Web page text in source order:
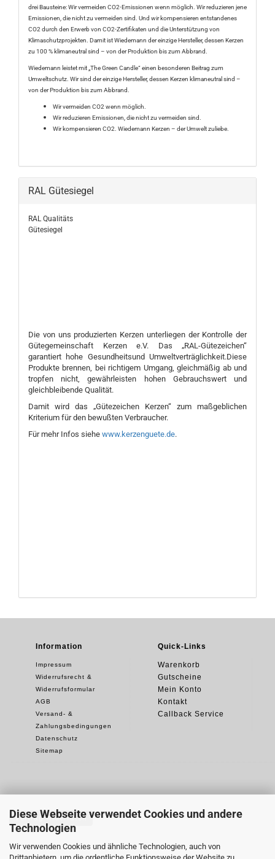
Diese Webseite verwendet Cookies und andere
Technologien
Wir verwenden Cookies und ähnliche Technologien, auch von
Drittanbietern, um die ordentliche Funktionsweise der Website zu
drei Bausteine: Wir vermeiden CO2-Emissionen wenn möglich. Wir reduzieren jene
Emissionen, die nicht zu vermeiden sind. Und wir kompensieren entstandenes
CO2 durch den Erwerb von CO2-Zertifikaten und die Unterstützung von
Klimaschutzprojekten. Damit ist Wiedemann der einzige Hersteller, dessen Kerzen
zu 100 % klimaneutral sind – von der Produktion bis zum Abbrand.
Wiedemann leistet mit „The Green Candle“ einen besonderen Beitrag zum
Umweltschutz. Wir sind der einzige Hersteller, dessen Kerzen klimaneutral sind –
von der Produktion bis zum Abbrand.
Wir vermeiden CO2 wenn möglich.
Wir reduzieren Emissionen, die nicht zu vermeiden sind.
Wir kompensieren CO2. Wiedemann Kerzen – der Umwelt zuliebe.
RAL Gütesiegel
RAL Qualitäts
Gütesiegel
Die von uns produzierten Kerzen unterliegen der Kontrolle der
Gütegemeinschaft Kerzen e.V. Das „RAL-Gütezeichen“
garantiert hohe Gesundheitsund Umweltverträglichkeit.Diese
Produkte brennen, bei richtigem Umgang, gleichmäßig ab und
tropfen nicht, gewährleisten hohen Gebrauchswert und
gleichbleibende Qualität.
Damit wird das „Gütezeichen Kerzen“ zum maßgeblichen
Kriterium für den bewußten Verbraucher.
Für mehr Infos siehe www.kerzenguete.de.
Information
Impressum
Widerrufsrecht &
Widerrufsformular
AGB
Versand- &
Zahlungsbedingungen
Datenschutz
Sitemap
Quick-Links
Warenkorb
Gutscheine
Mein Konto
Kontakt
Callback Service
Vertrag widerrufen